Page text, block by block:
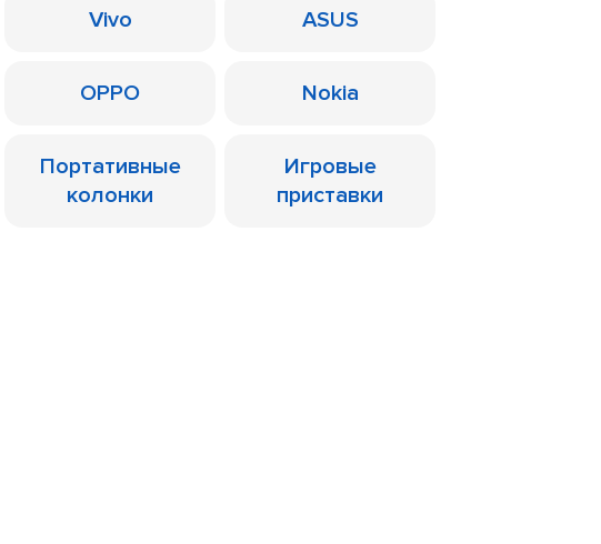
Vivo ASUS
OPPO Nokia
Портативные
колонки
Игровые
приставки